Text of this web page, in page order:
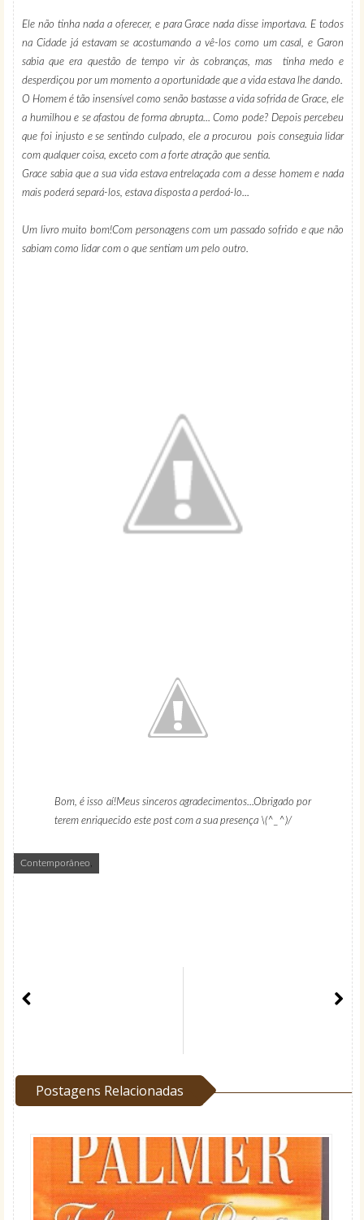
Contemporâneo
Ele não tinha nada a oferecer, e para Grace nada disse importava. Etodos
na Cidade já estavam se acostumando a vê-los como um casal, e Garon
sabia que era questão de tempo vir às cobranças, mas tinha medo e
desperdiçou por um momento a oportunidade que a vida estava lhe dando.
O Homem é tão insensível como senão bastasse a vida sofrida de Grace, ele
a humilhou e se afastou de forma abrupta...Como pode? Depois percebeu
que foi injusto e se sentindo culpado, ele a procurou pois conseguia lidar
com qualquer coisa, exceto com a forte atração que sentia.
Grace sabia que a sua vida estava entrelaçada com a desse homem e nada
mais poderá separá-los, estava disposta a perdoá-lo...
Um livro muito bom!Com personagens com um passado sofrido e que não
sabiam como lidar com o que sentiam um pelo outro.
Bom, é isso aí!Meus sinceros agradecimentos...Obrigado por
terem enriquecido este post com a sua presença \(^_^)/
Postagens Relacionadas